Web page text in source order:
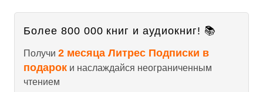
Более 800 000 книг и аудиокниг! 📚
Получи 2 месяца Литрес Подписки в
подарок и наслаждайся неограниченным
чтением